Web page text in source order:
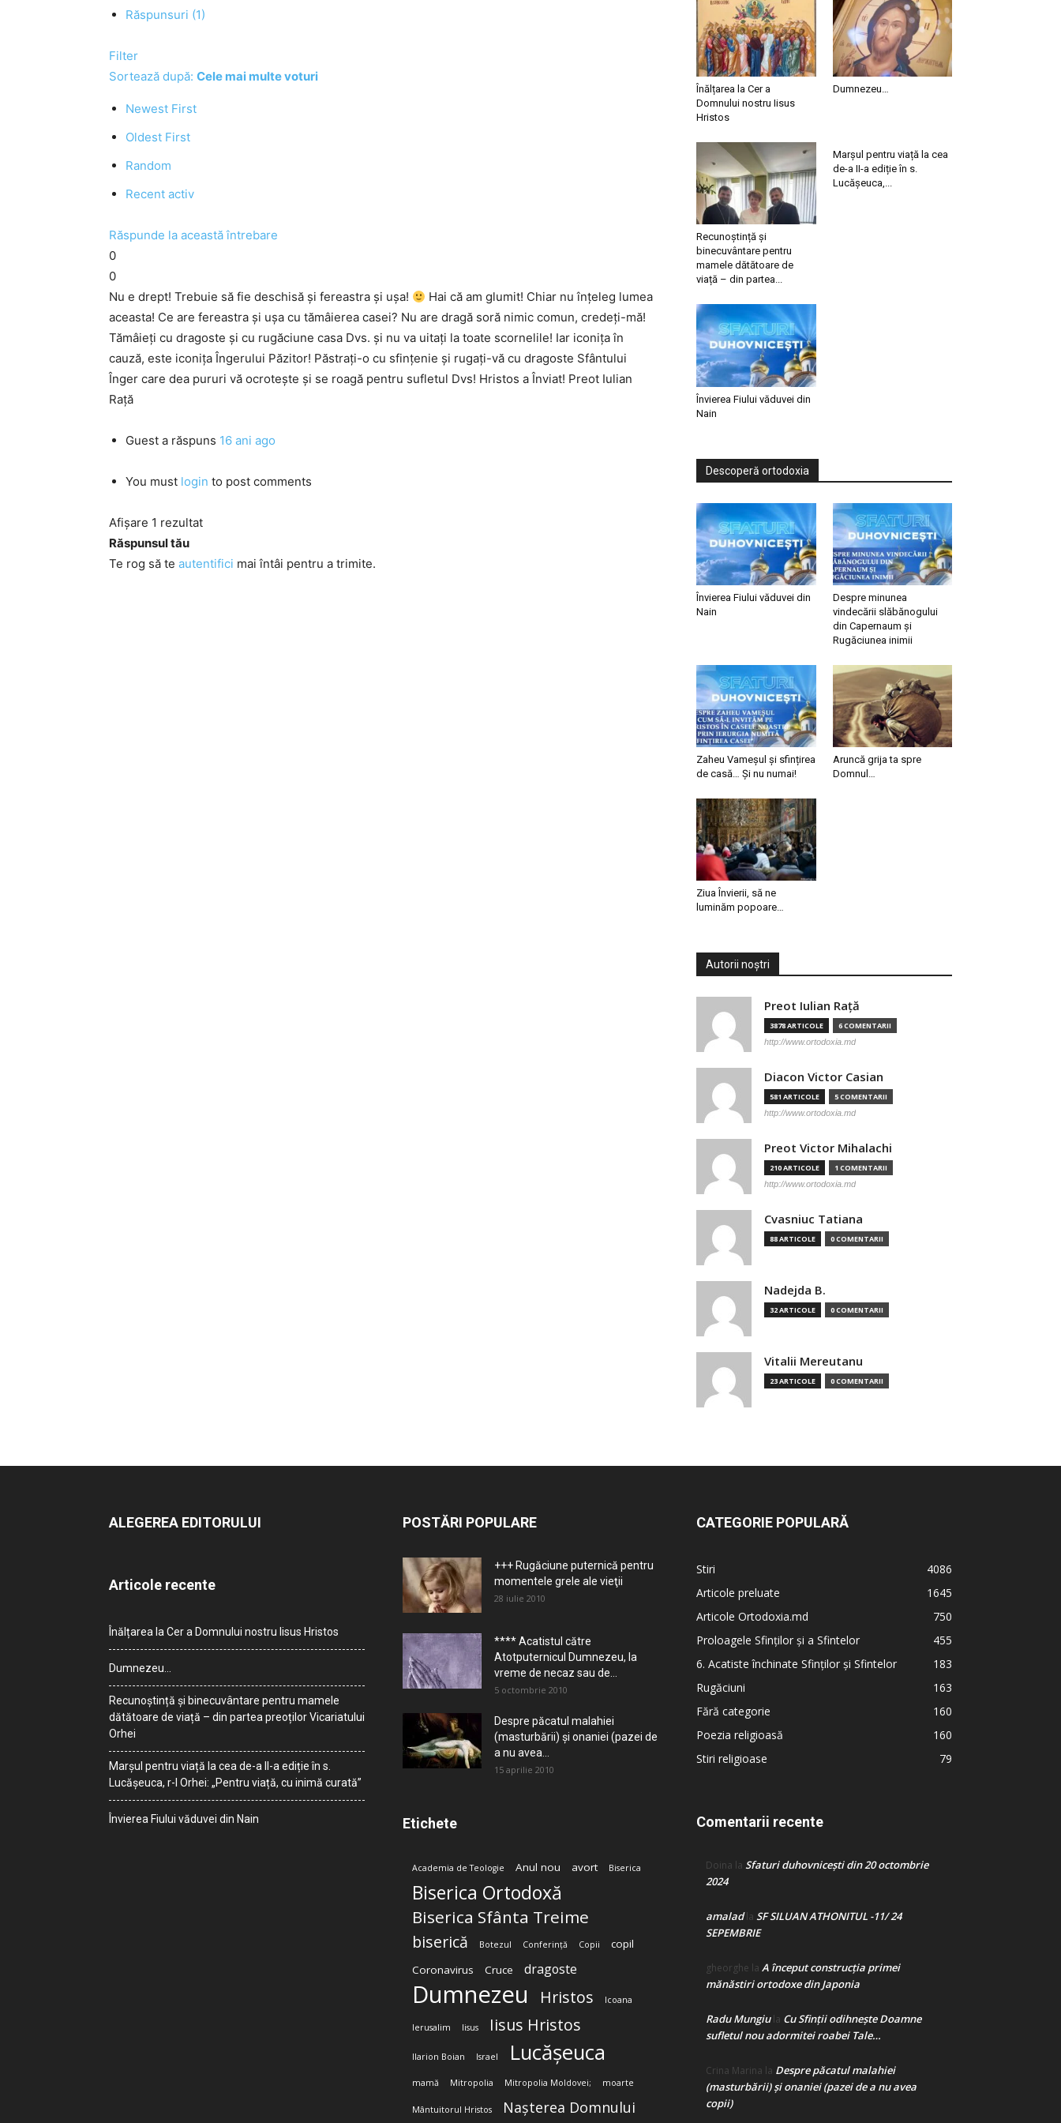
Răspunsuri (1)
Filter
Sortează după: Cele mai multe voturi
Newest First
Oldest First
Random
Recent activ
Răspunde la această întrebare
0
0
Nu e drept! Trebuie să fie deschisă şi fereastra şi uşa!
Hai că am glumit! Chiar nu înţeleg lumea
aceasta! Ce are fereastra şi uşa cu tămâierea casei? Nu are dragă soră nimic comun, credeţi-mă!
Tămâieţi cu dragoste şi cu rugăciune casa Dvs. şi nu va uitaţi la toate scornelile! Iar iconiţa în
cauză, este iconiţa Îngerului Păzitor! Păstraţi-o cu sfinţenie şi rugaţi-vă cu dragoste Sfântului
Înger care dea pururi vă ocroteşte şi se roagă pentru sufletul Dvs! Hristos a Înviat! Preot Iulian
Raţă
Guest a răspuns 16 ani ago
You must login to post comments
Afișare 1 rezultat
Răspunsul tău
Te rog să te autentifici mai întâi pentru a trimite.
Înălțarea la Cer a
Domnului nostru Iisus
Hristos
Dumnezeu…
Recunoștință și
binecuvântare pentru
mamele dătătoare de
viață – din partea...
Marșul pentru viață la cea
de-a II-a ediție în s.
Lucășeuca,...
Învierea Fiului văduvei din
Nain
Descoperă ortodoxia
Învierea Fiului văduvei din
Nain
Despre minunea
vindecării slăbănogului
din Capernaum și
Rugăciunea inimii
Zaheu Vameșul și sfințirea
de casă… Și nu numai!
Aruncă grija ta spre
Domnul…
Ziua Învierii, să ne
luminăm popoare…
Autorii noștri
Preot Iulian Raţă
3878 ARTICOLE 6 COMENTARII
http://www.ortodoxia.md
Diacon Victor Casian
581 ARTICOLE 5 COMENTARII
http://www.ortodoxia.md
Preot Victor Mihalachi
210 ARTICOLE 1 COMENTARII
http://www.ortodoxia.md
Cvasniuc Tatiana
88 ARTICOLE 0 COMENTARII
Nadejda B.
32 ARTICOLE 0 COMENTARII
Vitalii Mereutanu
23 ARTICOLE 0 COMENTARII
ALEGEREA EDITORULUI
Articole recente
Înălțarea la Cer a Domnului nostru Iisus Hristos
Dumnezeu…
Recunoștință și binecuvântare pentru mamele
dătătoare de viață – din partea preoților Vicariatului
Orhei
Marșul pentru viață la cea de-a II-a ediție în s.
Lucășeuca, r-l Orhei: „Pentru viață, cu inimă curată”
Învierea Fiului văduvei din Nain
POSTĂRI POPULARE
+++ Rugăciune puternică pentru
momentele grele ale vieţii
28 iulie 2010
**** Acatistul către
Atotputernicul Dumnezeu, la
vreme de necaz sau de...
5 octombrie 2010
Despre păcatul malahiei
(masturbării) şi onaniei (pazei de
a nu avea...
15 aprilie 2010
Etichete
Academia de Teologie Anul nou avort Biserica
Biserica Ortodoxă
Biserica Sfânta Treime
biserică Botezul Conferință Copii
copil
Coronavirus
Cruce dragoste
Dumnezeu Hristos Icoana
Ierusalim Iisus Iisus Hristos
Ilarion Boian Israel Lucășeuca
mamă Mitropolia Mitropolia Moldovei; moarte
Mântuitorul Hristos Nașterea Domnului
CATEGORIE POPULARĂ
Stiri
4086
Articole preluate
1645
Articole Ortodoxia.md
750
Proloagele Sfinților și a Sfintelor
455
6. Acatiste închinate Sfinților și Sfintelor
183
Rugăciuni
163
Fără categorie
160
Poezia religioasă
160
Stiri religioase
79
Comentarii recente
Doina la Sfaturi duhovnicești din 20 octombrie
2024
amaladla SF SILUAN ATHONITUL -11/ 24
SEPEMBRIE
gheorghe la A început construcţia primei
mănăstiri ortodoxe din Japonia
Radu Mungiula Cu Sfinții odihnește Doamne
sufletul nou adormitei roabei Tale…
Crina Marina la Despre păcatul malahiei
(masturbării) şi onaniei (pazei de a nu avea
copii)